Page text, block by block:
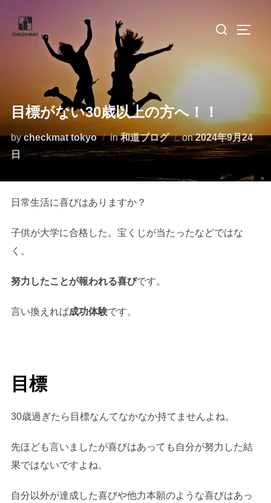
プ
索
目標がない30歳以上の方へ！！
bycheckmat tokyo in和道ブログ on投
稿
2024年9月24
日
日常生活に喜びはありますか？
子供が大学に合格した。宝くじが当たったなどではな
く。
努力したことが報われる喜びです。
言い換えれば成功体験です。
目標
30歳過ぎたら目標なんてなかなか持てませんよね。
先ほども言いましたが喜びはあっても自分が努力した結
果ではないですよね。
自分以外が達成した喜びや他力本願のような喜びはあっ